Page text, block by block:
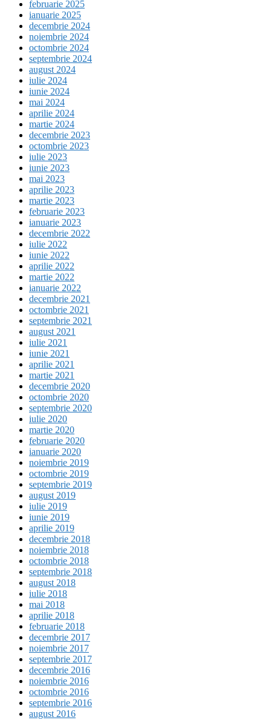
februarie 2025
ianuarie 2025
decembrie 2024
noiembrie 2024
octombrie 2024
septembrie 2024
august 2024
iulie 2024
iunie 2024
mai 2024
aprilie 2024
martie 2024
decembrie 2023
octombrie 2023
iulie 2023
iunie 2023
mai 2023
aprilie 2023
martie 2023
februarie 2023
ianuarie 2023
decembrie 2022
iulie 2022
iunie 2022
aprilie 2022
martie 2022
ianuarie 2022
decembrie 2021
octombrie 2021
septembrie 2021
august 2021
iulie 2021
iunie 2021
aprilie 2021
martie 2021
decembrie 2020
octombrie 2020
septembrie 2020
iulie 2020
martie 2020
februarie 2020
ianuarie 2020
noiembrie 2019
octombrie 2019
septembrie 2019
august 2019
iulie 2019
iunie 2019
aprilie 2019
decembrie 2018
noiembrie 2018
octombrie 2018
septembrie 2018
august 2018
iulie 2018
mai 2018
aprilie 2018
februarie 2018
decembrie 2017
noiembrie 2017
septembrie 2017
decembrie 2016
noiembrie 2016
octombrie 2016
septembrie 2016
august 2016